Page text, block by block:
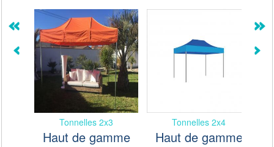
Tonnelles 2x3 Tonnelles 2x4
Haut de gamme Haut de gamme Haut